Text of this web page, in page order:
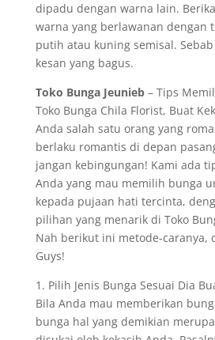
dipadu dengan warna lain.
warna yang berlawanan dengan
putih atau kuning semisal.
kesan yang bagus.
Toko Bunga Jeunieb– Tips
Toko Bunga Chila Florist, Buat
Anda salah satu orang yang
berlaku romantis di depan
jangan kebingungan! Kami ada
Anda yang mau memilih bunga
kepada pujaan hati tercinta,
pilihan yang menarik di Toko
Nah berikut ini metode-caranya,
Guys!
1. Pilih Jenis Bunga Sesuai Dia
Bila Anda mau memberikan
bunga hal yang demikian